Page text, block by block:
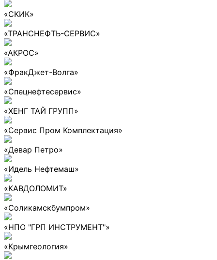
«СКИК»
«ТРАНСНЕФТЬ-СЕРВИС»
«АКРОС»
«ФракДжет-Волга»
«Спецнефтесервис»
«ХЕНГ ТАЙ ГРУПП»
«Сервис Пром Комплектация»
«Девар Петро»
«Идель Нефтемаш»
«КАВДОЛОМИТ»
«Соликамскбумпром»
«НПО "ГРП ИНСТРУМЕНТ"»
«Крымгеология»